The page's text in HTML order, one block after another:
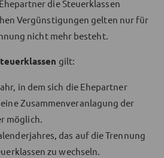
die Steuerklassen
Vergünstigungen gelten nur für
nicht mehr besteht.
gilt:
in dem sich die Ehepartner
Zusammenveranlagung der
möglich.
das auf die Trennung
zu wechseln.